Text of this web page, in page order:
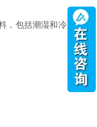
，包括潮湿和冷冻材